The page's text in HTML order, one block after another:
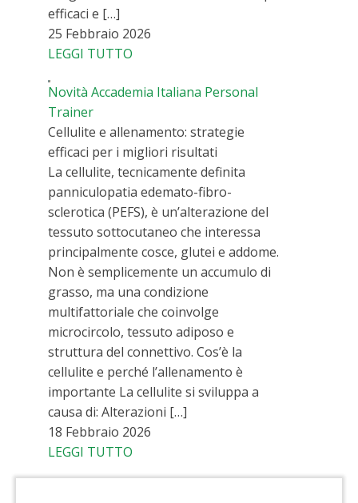
efficaci e […]
25 Febbraio 2026
LEGGI TUTTO
Novità Accademia Italiana Personal
Trainer
Cellulite e allenamento: strategie
efficaci per i migliori risultati
La cellulite, tecnicamente definita
panniculopatia edemato-fibro-
sclerotica (PEFS), è un’alterazione del
tessuto sottocutaneo che interessa
principalmente cosce, glutei e addome.
Non è semplicemente un accumulo di
grasso, ma una condizione
multifattoriale che coinvolge
microcircolo, tessuto adiposo e
struttura del connettivo. Cos’è la
cellulite e perché l’allenamento è
importante La cellulite si sviluppa a
causa di: Alterazioni […]
18 Febbraio 2026
LEGGI TUTTO